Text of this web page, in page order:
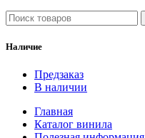
Наличие
Предзаказ
В наличии
Главная
Каталог винила